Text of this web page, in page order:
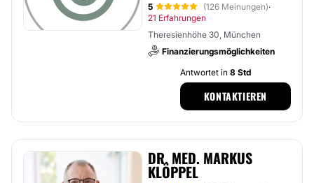
5 (126 Meinungen)·
21 Erfahrungen
Theresienhöhe 30, München
Finanzierungsmöglichkeiten
Antwortet in 8 Std
KONTAKTIEREN
DR. MED. MARKUS
KLÖPPEL